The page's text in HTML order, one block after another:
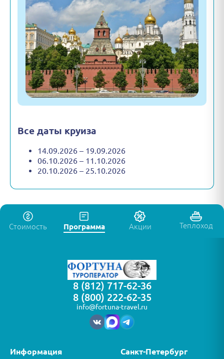
Все даты круиза
14.09.2026 – 19.09.2026
06.10.2026 – 11.10.2026
20.10.2026 – 25.10.2026
Стоимость Программа Акции Теплоход
8 (812) 717-62-36
8 (800) 222-62-35
info@fortuna-travel.ru
Информация Санкт-Петербург